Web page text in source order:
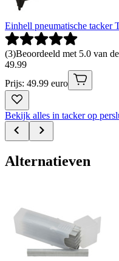
Einhell pneumatische tacker
(3)Beoordeeld met 5.0 van
49.99
Prijs: 49.99 euro
Bekijk alles in tacker op
Alternatieven